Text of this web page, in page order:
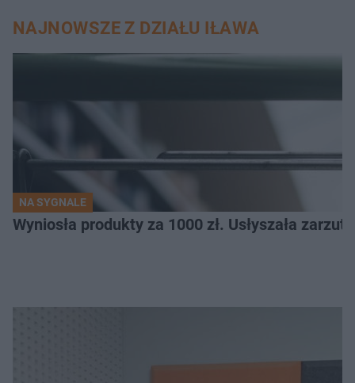
NAJNOWSZE Z DZIAŁU IŁAWA
NA SYGNALE
Wyniosła produkty za 1000 zł. Usłyszała zarzuty